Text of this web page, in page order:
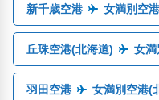
新千歳空港 女満別空
丘珠空港(北海道) 女満
羽田空港 女満別空港(